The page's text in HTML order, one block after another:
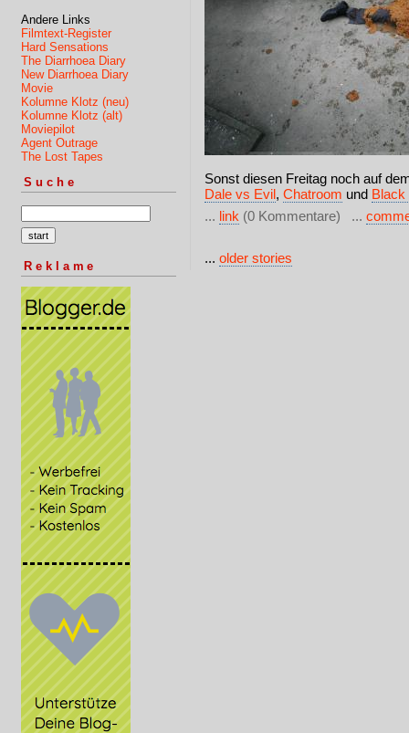
Andere Links
Filmtext-Register
Hard Sensations
The Diarrhoea Diary
New Diarrhoea Diary
Movie
Kolumne Klotz (neu)
Kolumne Klotz (alt)
Moviepilot
Agent Outrage
The Lost Tapes
Suche
Reklame
Sonst diesen Freitag noch auf
Dale vs Evil, Chatroom und Black
... link (0 Kommentare) ...
... older stories